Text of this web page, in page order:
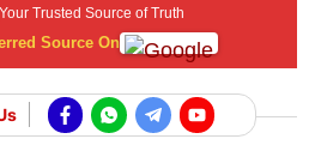
Your Trusted Source of Truth
Source On